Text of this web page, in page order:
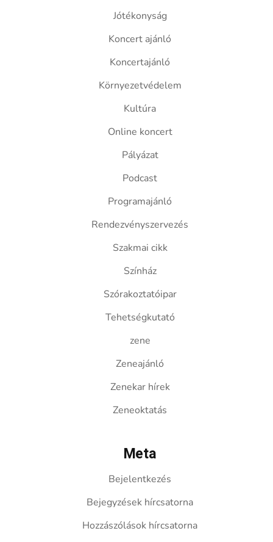
Jótékonyság
Koncert ajánló
Koncertajánló
Környezetvédelem
Kultúra
Online koncert
Pályázat
Podcast
Programajánló
Rendezvényszervezés
Szakmai cikk
Színház
Szórakoztatóipar
Tehetségkutató
zene
Zeneajánló
Zenekar hírek
Zeneoktatás
Meta
Bejelentkezés
Bejegyzések hírcsatorna
Hozzászólások hírcsatorna